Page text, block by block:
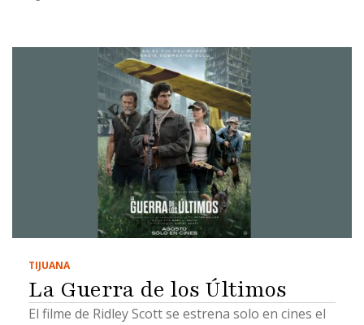
TIJUANA
La Guerra de los Últimos
El filme de Ridley Scott se estrena solo en cines el